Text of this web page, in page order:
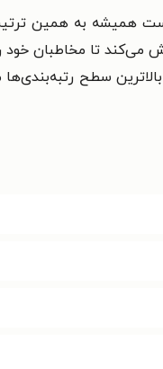
همیشه به همین
می‌کند تا مخاطبان خود
سطح